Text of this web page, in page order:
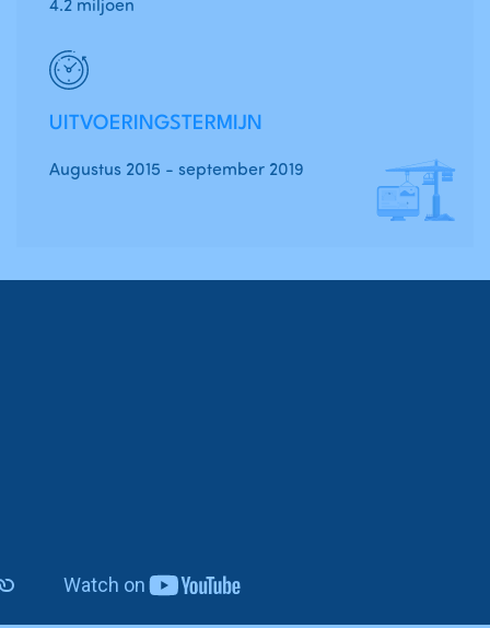
4.2 miljoen
UITVOERINGSTERMIJN
Augustus 2015 - september 2019